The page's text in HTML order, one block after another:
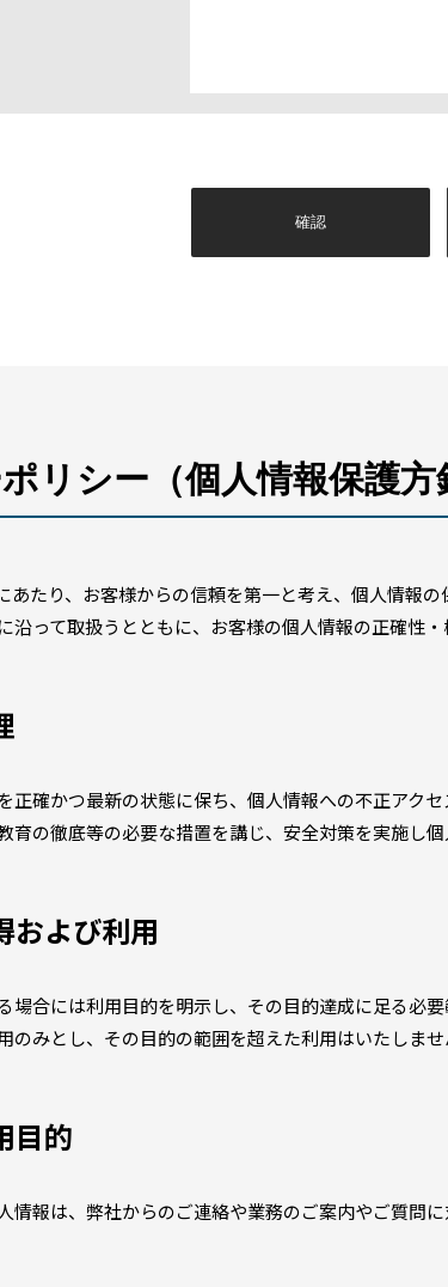
リシー （個人情報保護方
あたり、お客様からの信頼を第一と考え、個人情報
沿って取扱うとともに、お客様の個人情報の正確性・
正確かつ最新の状態に保ち、個人情報への不正アク
育の徹底等の必要な措置を講じ、安全対策を実施し個
および利用
場合には利用目的を明示し、その目的達成に足る必
のみとし、その目的の範囲を超えた利用はいたしませ
目的
情報は、弊社からのご連絡や業務のご案内やご質問